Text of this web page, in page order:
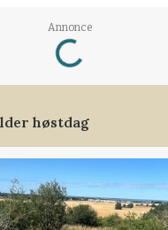
Annonce
Loading...
høstdag